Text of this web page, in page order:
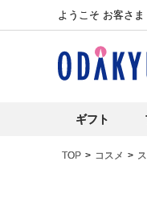
ようこそ お客さま
ギフト
TOP コスメ